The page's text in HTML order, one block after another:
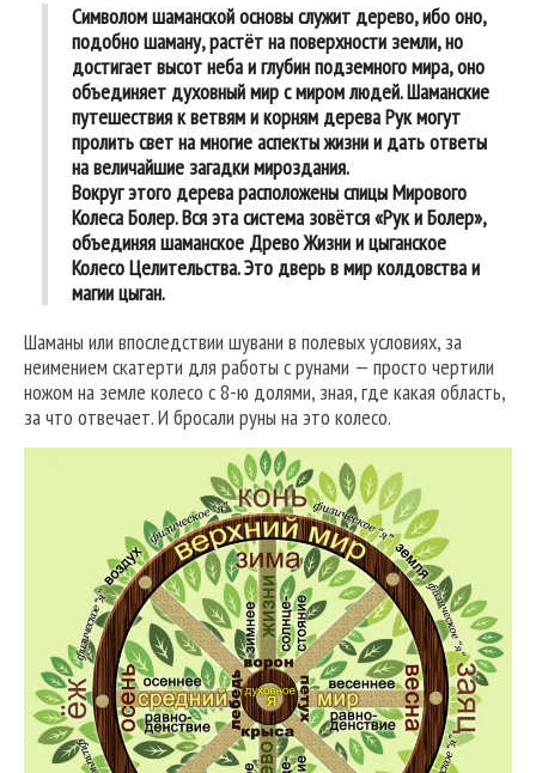
Символом шаманской основы служит дерево, ибо оно,
подобно шаману, растёт на поверхности земли, но
достигает высот неба и глубин подземного мира, оно
объединяет духовный мир с миром людей. Шаманские
путешествия к ветвям и корням дерева Рук могут
пролить свет на многие аспекты жизни и дать ответы
на величайшие загадки мироздания.
Вокруг этого дерева расположены спицы Мирового
Колеса Болер. Вся эта система зовётся «Рук и Болер»,
объединяя шаманское Древо Жизни и цыганское
Колесо Целительства. Это дверь в мир колдовства и
магии цыган.
Шаманы или впоследствии шувани в полевых условиях, за
неимением скатерти для работы с рунами — просто чертили
ножом на земле колесо с 8-ю долями, зная, где какая область,
за что отвечает. И бросали руны на это колесо.